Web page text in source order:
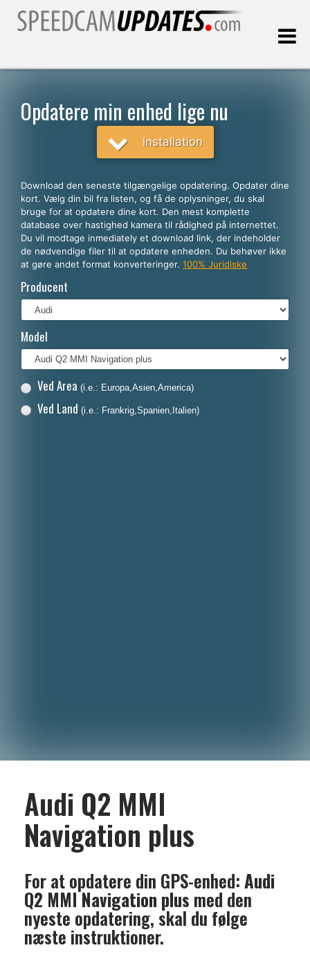
Dansk
English
Español
Deutsch
Italiano
Nederlands
Opdatere min enhed lige nu
Installation
Download den seneste tilgængelige opdatering. Opdater dine
kort. Vælg din bil fra listen, og få de oplysninger, du skal
bruge for at opdatere dine kort. Den mest komplette
database over hastighed kamera til rådighed på internettet.
Du vil modtage inmediately et download link, der indeholder
de nødvendige filer til at opdatere enheden. Du behøver ikke
at gøre andet format konverteringer. 100% Juridiske
Producent
Model
Ved Area (i.e.: Europa,Asien,America)
Ved Land (i.e.: Frankrig,Spanien,Italien)
Audi Q2 MMI
Navigation plus
For at opdatere din GPS-enhed:Audi
Q2 MMI Navigation plus med den
nyeste opdatering, skal du følge
næste instruktioner.